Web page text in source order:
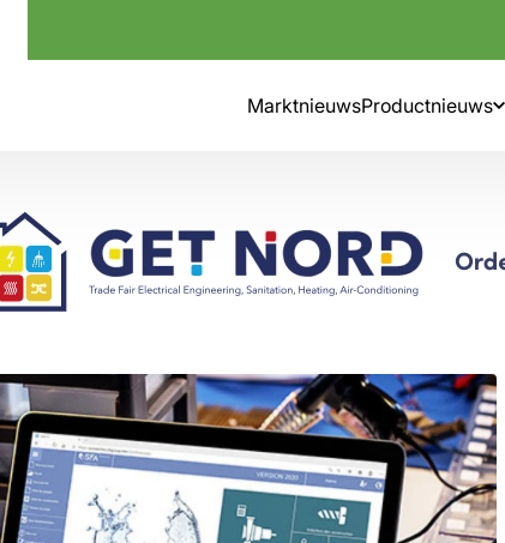
MarktnieuwsProductnieuws